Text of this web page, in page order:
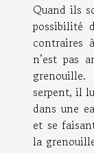
Quand ils
possibilité
contraires
n’est pas
serpent, il
dans une
et se
la